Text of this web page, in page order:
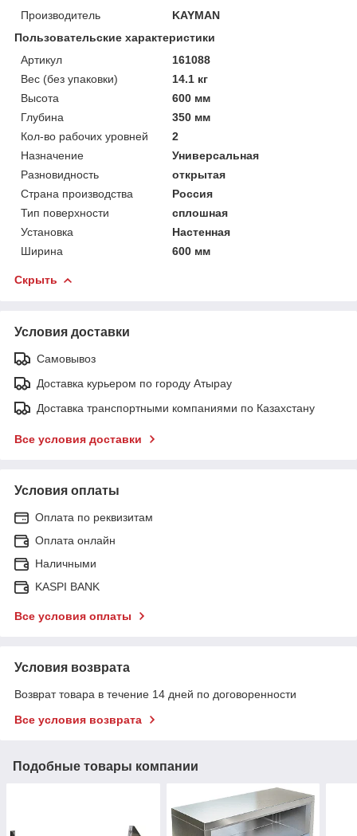
Производитель
KAYMAN
Пользовательские характеристики
Артикул
161088
Вес (без упаковки)
14.1 кг
Высота
600 мм
Глубина
350 мм
Кол-во рабочих уровней
2
Назначение
Универсальная
Разновидность
открытая
Страна производства
Россия
Тип поверхности
сплошная
Установка
Настенная
Ширина
600 мм
Скрыть
Условия доставки
Самовывоз
Доставка курьером по городу Атырау
Доставка транспортными компаниями по Казахстану
Все условия доставки
Условия оплаты
Оплата по реквизитам
Оплата онлайн
Наличными
KASPI BANK
Все условия оплаты
Условия возврата
Возврат товара в течение 14 дней по договоренности
Все условия возврата
Подобные товары компании